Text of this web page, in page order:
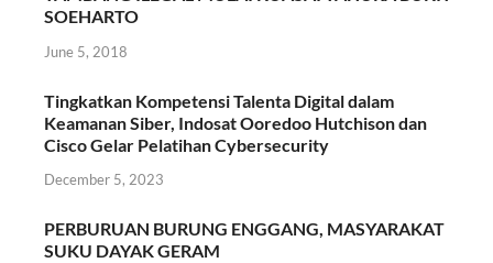
SOEHARTO
June 5, 2018
Tingkatkan Kompetensi Talenta Digital dalam
Keamanan Siber, Indosat Ooredoo Hutchison dan
Cisco Gelar Pelatihan Cybersecurity
December 5, 2023
PERBURUAN BURUNG ENGGANG, MASYARAKAT
SUKU DAYAK GERAM